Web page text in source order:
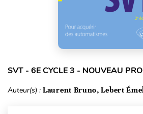
SVT - 6E CYCLE 3 - NOUVEAU
Auteur(s) : Laurent Bruno, Lebert